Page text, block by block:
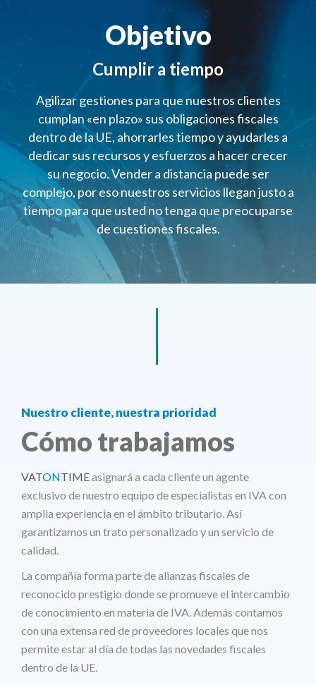
Objetivo
Cumplir a tiempo
Agilizar gestiones para que nuestros clientes
cumplan «en plazo» sus obligaciones fiscales
dentro de la UE, ahorrarles tiempo y ayudarles a
dedicar sus recursos y esfuerzos a hacer crecer
su negocio. Vender a distancia puede ser
complejo, por eso nuestros servicios llegan justo a
tiempo para que usted no tenga que preocuparse
de cuestiones fiscales.
Nuestro cliente, nuestra prioridad
Cómo trabajamos
VATONTIMEasignará a cada cliente un agente
exclusivo de nuestro equipo de especialistas en IVA con
amplia experiencia en el ámbito tributario. Así
garantizamos un trato personalizado y un servicio de
calidad.
La compañía forma parte de alianzas fiscales de
reconocido prestigio donde se promueve el intercambio
de conocimiento en materia de IVA. Además contamos
con una extensa red de proveedores locales que nos
permite estar al día de todas las novedades fiscales
dentro de la UE.